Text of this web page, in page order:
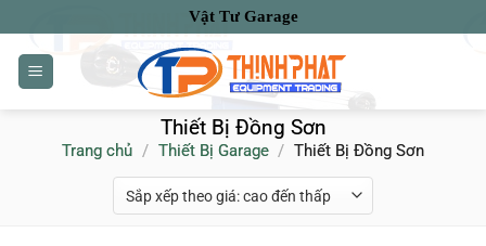
qua
dung
Vật Tư Garage
Thiết Bị Đồng Sơn
Trang chủ / Thiết Bị Garage / Thiết Bị Đồng Sơn